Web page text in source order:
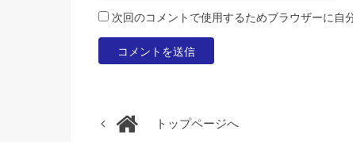
次回のコメントで使用するためブラウザーに自
トップページへ